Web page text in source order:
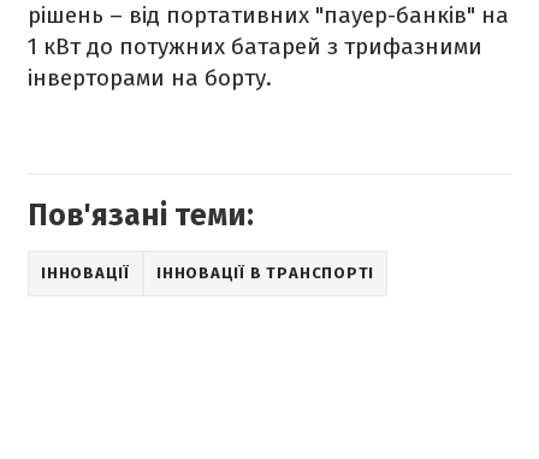
рішень – від портативних "пауер-банків" на
1 кВт до потужних батарей з трифазними
інверторами на борту.
Пов'язані теми:
ІННОВАЦІЇ ІННОВАЦІЇ В ТРАНСПОРТІ